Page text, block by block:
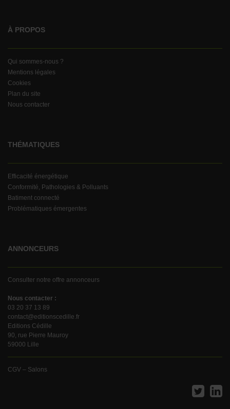
À PROPOS
Qui sommes-nous ?
Mentions légales
Cookies
Plan du site
Nous contacter
THÉMATIQUES
Efficacité énergétique
Conformité, Pathologies & Polluants
Batiment connecté
Problématiques émergentes
ANNONCEURS
Consulter notre offre annonceurs
Nous contacter :
03 20 37 13 89
contact@editionscedille.fr
Editions Cédille
90, rue Pierre Mauroy
59000 Lille
CGV – Salons